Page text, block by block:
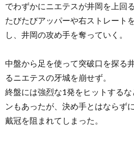
でわずかにニエテスが井岡を上回る
たびたびアッパーや右ストレート
し、井岡の攻め手を奪っていく。
中盤から足を使って突破口を探る
るニエテスの牙城を崩せず。
終盤には強烈な1発をヒットする
ンもあったが、決め手とはならず
戴冠を阻まれてしまった。